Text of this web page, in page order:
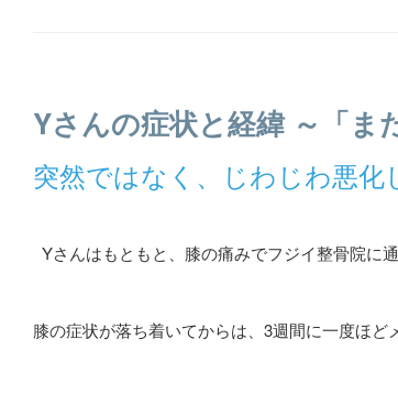
Yさんの症状と経緯 ～「ま
突然ではなく、じわじわ悪化
Yさんはもともと、膝の痛みでフジイ整骨院に
膝の症状が落ち着いてからは、3週間に一度ほ